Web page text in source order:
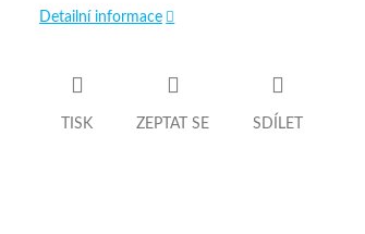
Detailní informace
TISK ZEPTAT SE SDÍLET